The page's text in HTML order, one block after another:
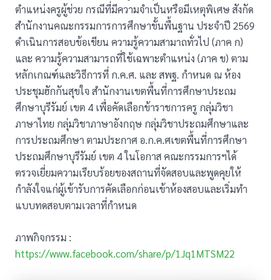
ตำแหน่งครูผู้ช่วย กรณีที่มีความจำเป็นหรือมีเหตุพิเศษ สังกัด
สำนักงานคณะกรรมการการศึกษาขั้นพื้นฐาน ประจำปี 2569
ดำเนินการสอบข้อเขียน ความรู้ความสามาถทั่วไป (ภาค ก)
และ ความรู้ความสามารถที่ใช้เฉพาะตำแหน่ง (ภาค ข) ตาม
หลักเกณฑ์และวิธีการที่ ก.ค.ศ. และ สพฐ. กำหนด ณ ห้อง
ประชุมฮักกันสุขใจ สำนักงานเขตพื้นที่การศึกษาประถม
ศึกษาบุรีรัมย์ เขต 4 เพื่อคัดเลือกข้าราชการครู กลุ่มวิชา
ภาษาไทย กลุ่มวิชาภาษาอังกฤษ กลุ่มวิชาประถมศึกษาและ
การประถมศึกษา ตามประกาศ อ.ก.ค.ศเขตพื้นที่การศึกษา
ประถมศึกษาบุรีรัมย์ เขต 4 ในโอกาส คณะกรรมการฯได้
ตรวจเยี่ยมความเรียบร้อยของสถานที่จัดสอบและพูดคุยให้
กำลังใจแก่ผู้เข้ารับการคัดเลือกก่อนเข้าห้องสอบและเริ่มทำ
แบบทดสอบตามเวลาที่กำหนด
ภาพกิจกรรม :
https://www.facebook.com/share/p/1Jq1MTSM22